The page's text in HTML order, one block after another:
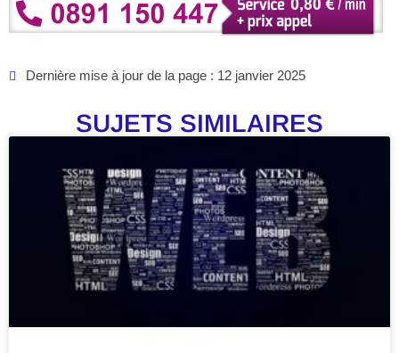
Dernière mise à jour de la page : 12 janvier 2025
SUJETS SIMILAIRES